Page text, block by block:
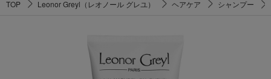
TOP Leonor Greyl（レオノール グレユ） ヘアケア シャンプー